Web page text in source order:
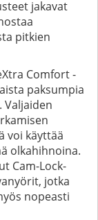
jakavat
pitkien
Comfort -
paksumpia
Valjaiden
voi käyttää
olkahihnoina.
Cam-Lock-
jotka
nopeasti